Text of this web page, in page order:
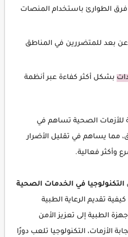
فرق الطوارئ باستخدام المنصات
عن بعد للمتضررين في المناطق
بشكل أكثر كفاءة عبر أنظمة
للأزمات الصحية تساهم في
مما يساهم في تقليل الأضرار
وأكثر فعالية.
التكنولوجيا في الخدمات الصحية
تقديم الرعاية الطبية
الطبية إلى تعزيز الأمن
الأزمات، التكنولوجيا تلعب دورًا